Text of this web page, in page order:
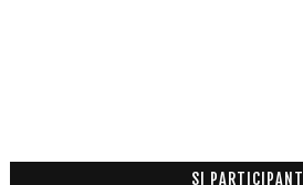
SI PARTICIPANT